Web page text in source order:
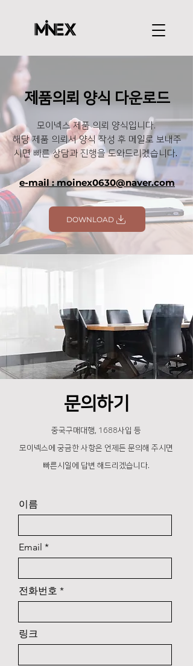
제품의뢰 양식 다운로드
모이넥스 제품 의뢰 양식입니다.
해당 제품 의뢰서 양식 작성 후 메일로 보내주
시면 빠른 상담과 진행을 도와드리겠습니다.
e-mail : moinex0630@naver.com
DOWNLOAD
​문의하기
중국구매대행, 1688사입 등
모이넥스에 궁금한 사항은 언제든 문의해 주시면
​빠른시일에 답변 해드리겠습니다.
이름
Email
전화번호
링크